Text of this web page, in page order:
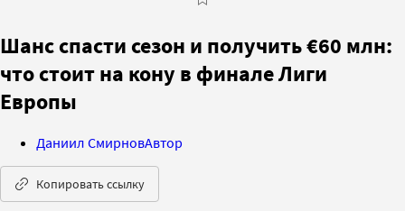
Шанс спасти сезон и получить €60 млн:
что стоит на кону в финале Лиги
Европы
Даниил СмирновАвтор
Копировать ссылку